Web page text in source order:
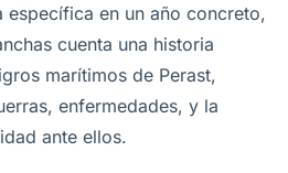
en un año concreto,
cuenta una historia
marítimos de Perast,
enfermedades, y la
ante ellos.